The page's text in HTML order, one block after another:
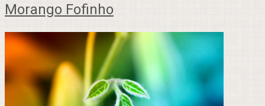
Morango Fofinho